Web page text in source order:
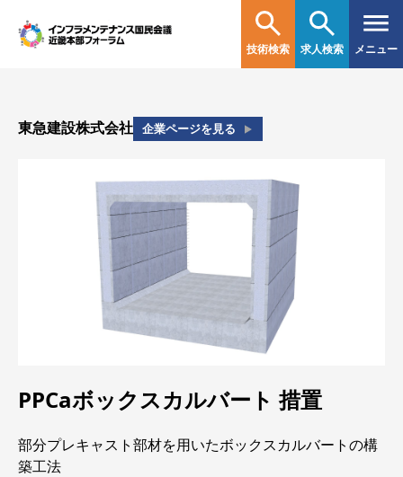
技術検索 求人検索 メニュー
東急建設株式会社 企業ページを見る
PPCaボックスカルバート措置
部分プレキャスト部材を用いたボックスカルバートの構
築工法